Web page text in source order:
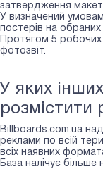
затвердження
У визначений
постерів на обраних
Протягом 5
фотозвіт.
У яких
розмістити
Billboards.com.ua
реклами по всій
всіх наявних
База налічує більше